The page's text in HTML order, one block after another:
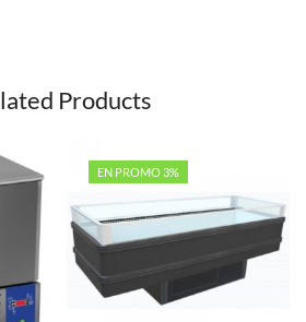
Products
EN PROMO 3%